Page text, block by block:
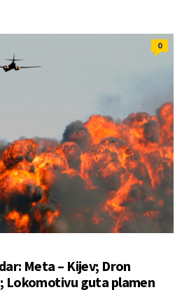
0
Meta – Kijev; Dron
Lokomotivu guta plamen